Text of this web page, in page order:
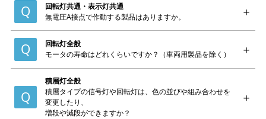
回転灯共通・表示灯共通
無電圧A接点で作動する製品はありますか。
回転灯全般
モータの寿命はどれくらいですか？（車両用製品を除く）
積層灯全般
積層タイプの信号灯や回転灯は、色の並びや組み合わせを
変更したり、
増段や減段ができますか？